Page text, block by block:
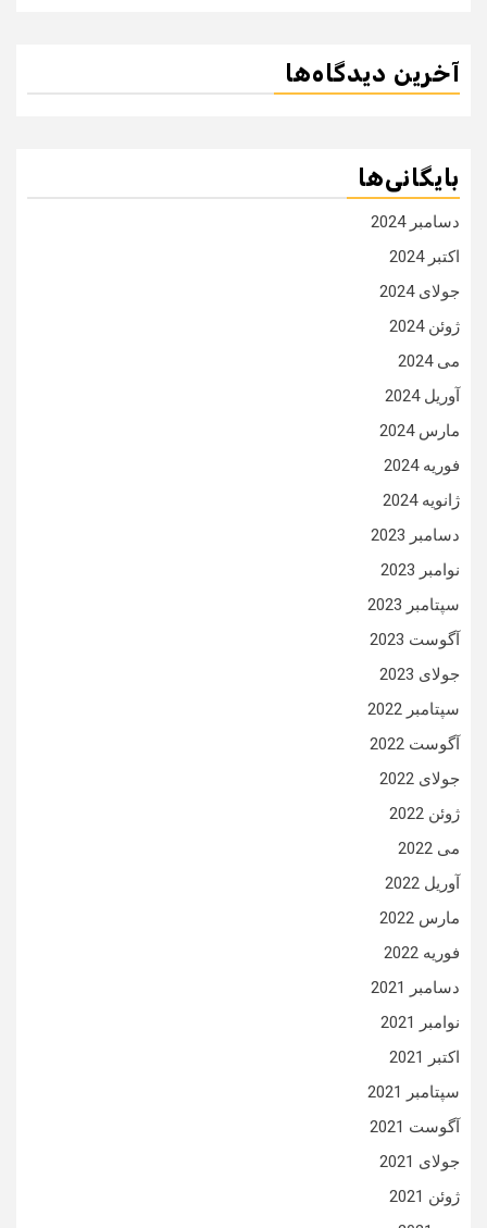
آخرین دیدگاه‌ها
بایگانی‌ها
دسامبر 2024
اکتبر 2024
جولای 2024
ژوئن 2024
می 2024
آوریل 2024
مارس 2024
فوریه 2024
ژانویه 2024
دسامبر 2023
نوامبر 2023
سپتامبر 2023
آگوست 2023
جولای 2023
سپتامبر 2022
آگوست 2022
جولای 2022
ژوئن 2022
می 2022
آوریل 2022
مارس 2022
فوریه 2022
دسامبر 2021
نوامبر 2021
اکتبر 2021
سپتامبر 2021
آگوست 2021
جولای 2021
ژوئن 2021